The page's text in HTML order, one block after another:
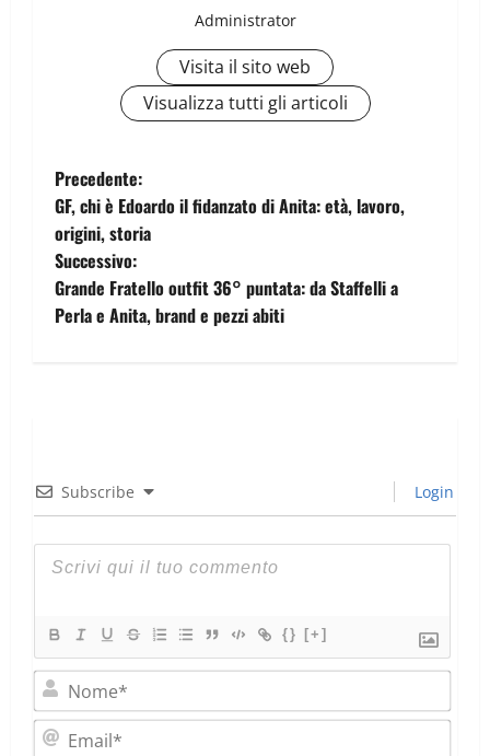
Administrator
Visita il sito web
Visualizza tutti gli articoli
Precedente:
GF, chi è Edoardo il fidanzato di Anita: età, lavoro,
origini, storia
Successivo:
Grande Fratello outfit 36° puntata: da Staffelli a
Perla e Anita, brand e pezzi abiti
Subscribe Login
{} [+]